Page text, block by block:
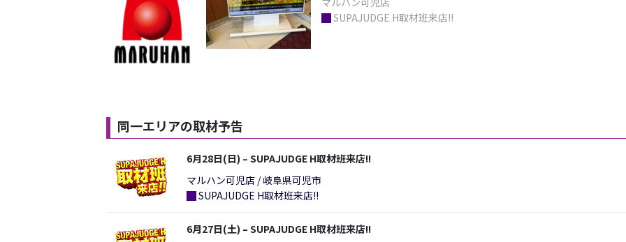
█SUPAJUDGE H取材班来店!!
同一エリアの取材予告
6月28日(日) – SUPAJUDGE H取材班来店!!
マルハン可児店 / 岐阜県可児市
█SUPAJUDGE H取材班来店!!
6月27日(土) – SUPAJUDGE H取材班来店!!